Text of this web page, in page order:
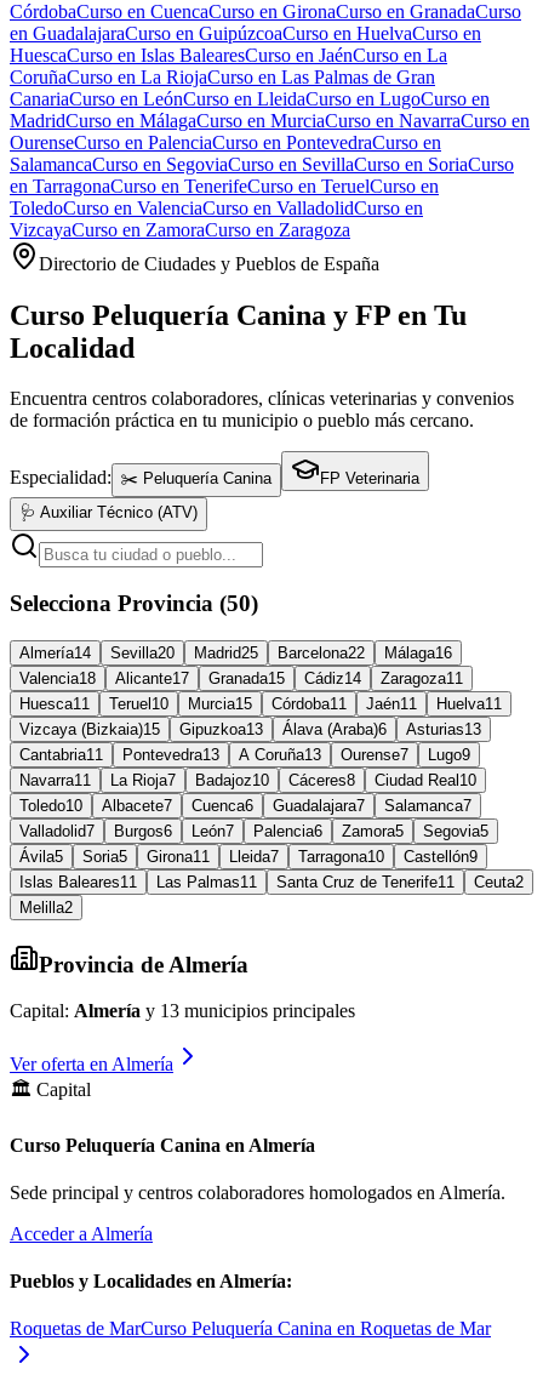
CórdobaCurso en CuencaCurso en GironaCurso en GranadaCurso
en GuadalajaraCurso en GuipúzcoaCurso en HuelvaCurso en
HuescaCurso en Islas BalearesCurso en JaénCurso en La
CoruñaCurso en La RiojaCurso en Las Palmas de Gran
CanariaCurso en LeónCurso en LleidaCurso en LugoCurso en
MadridCurso en MálagaCurso en MurciaCurso en NavarraCurso en
OurenseCurso en PalenciaCurso en PontevedraCurso en
SalamancaCurso en SegoviaCurso en SevillaCurso en SoriaCurso
en TarragonaCurso en TenerifeCurso en TeruelCurso en
ToledoCurso en ValenciaCurso en ValladolidCurso en
VizcayaCurso en ZamoraCurso en Zaragoza
Directorio de Ciudades y Pueblos de España
Curso Peluquería Canina y FP en Tu
Localidad
Encuentra centros colaboradores, clínicas veterinarias y convenios
de formación práctica en tu municipio o pueblo más cercano.
Especialidad: ✂️ Peluquería Canina
FP Veterinaria
🩺 Auxiliar Técnico (ATV)
Selecciona Provincia (50)
Almería14 Sevilla20 Madrid25 Barcelona22 Málaga16
Valencia18 Alicante17 Granada15 Cádiz14 Zaragoza11
Huesca11 Teruel 10 Murcia15 Córdoba11 Jaén11 Huelva11
Vizcaya (Bizkaia)15 Gipuzkoa13 Álava (Araba)6 Asturias13
Cantabria11 Pontevedra13 A Coruña13 Ourense7 Lugo9
Navarra11 La Rioja7 Badajoz10 Cáceres8 Ciudad Real 10
Toledo10 Albacete7 Cuenca6 Guadalajara7 Salamanca7
Valladolid7 Burgos6 León7 Palencia6 Zamora5 Segovia5
Ávila5 Soria5 Girona11 Lleida7 Tarragona10 Castellón9
Islas Baleares11 Las Palmas11 Santa Cruz de Tenerife11 Ceuta2
Melilla2
Provincia de Almería
Capital: Almería y 13 municipios principales
Ver oferta en Almería
🏛️ Capital
Curso Peluquería Canina en Almería
Sede principal y centros colaboradores homologados en Almería.
Acceder a Almería
Pueblos y Localidades en Almería:
Roquetas de MarCurso Peluquería Canina en Roquetas de Mar